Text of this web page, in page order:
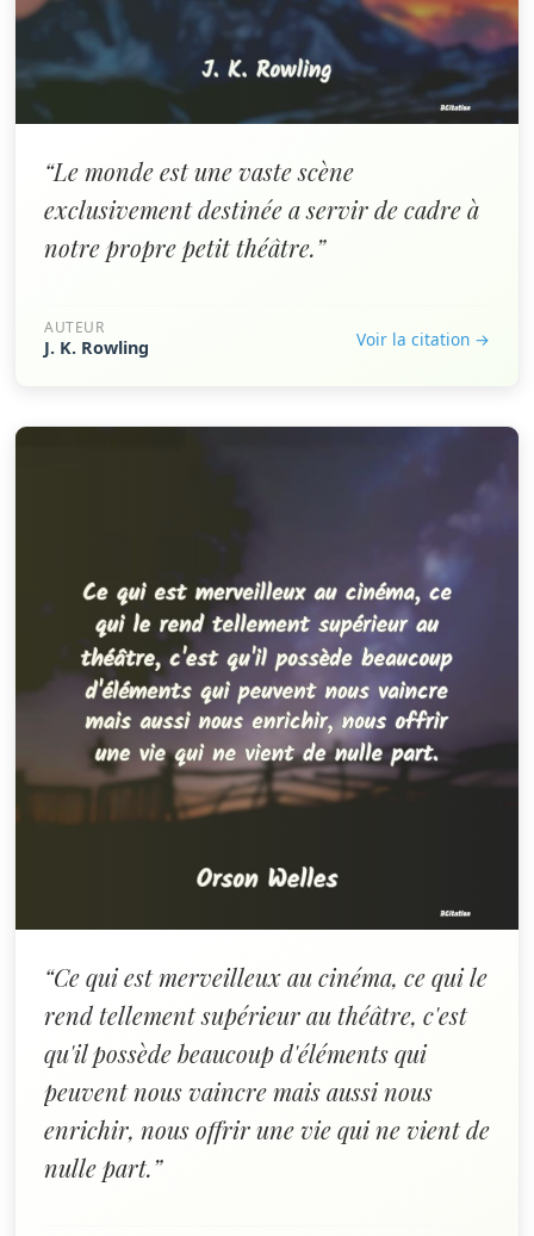
“Le monde est une vaste scène
exclusivement destinée a servir de cadre à
notre propre petit théâtre.”
AUTEUR
J. K. Rowling Voir la citation →
“Ce qui est merveilleux au cinéma, ce qui le
rend tellement supérieur au théâtre, c'est
qu'il possède beaucoup d'éléments qui
peuvent nous vaincre mais aussi nous
enrichir, nous offrir une vie qui ne vient de
nulle part.”